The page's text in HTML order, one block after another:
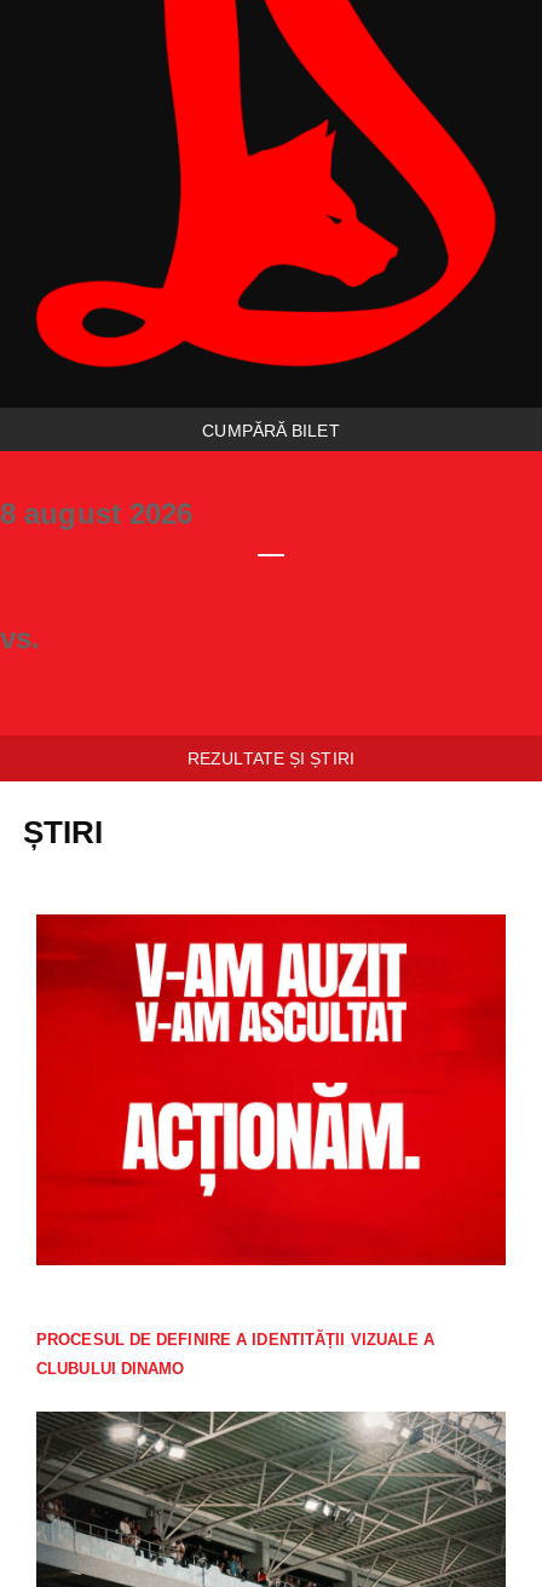
CUMPĂRĂ BILET
8 august 2026
vs.
REZULTATE ȘI ȘTIRI
ȘTIRI
PROCESUL DE DEFINIRE A IDENTITĂȚII VIZUALE A
CLUBULUI DINAMO